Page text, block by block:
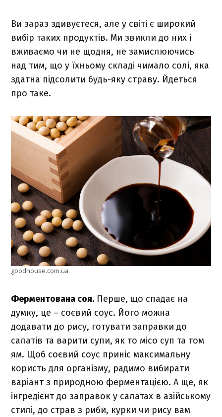
Ви зараз здивуєтеся, але у світі є широкий
вибір таких продуктів. Ми звикли до них і
вживаємо чи не щодня, не замислюючись
над тим, що у їхньому складі чимало солі, яка
здатна підсолити будь-яку страву. Йдеться
про таке.
goodhouse.com.ua
Ферментована соя. Перше, що спадає на
думку, це – соєвий соус. Його можна
додавати до рису, готувати заправки до
салатів та варити супи, як то місо суп та том
ям. Щоб соєвий соус приніс максимальну
користь для організму, радимо вибирати
варіант з природною ферментацією. А ще, як
інгредієнт до заправок у салатах в азійському
стилі, до страв з риби, курки чи рису вам